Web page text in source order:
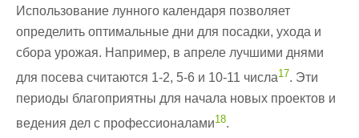
Использование лунного календаря позволяет
определить оптимальные дни для посадки, ухода и
сбора урожая. Например, в апреле лучшими днями
для посева считаются 1-2, 5-6 и 10-11 числа17. Эти
периоды благоприятны для начала новых проектов и
ведения дел с профессионалами18.